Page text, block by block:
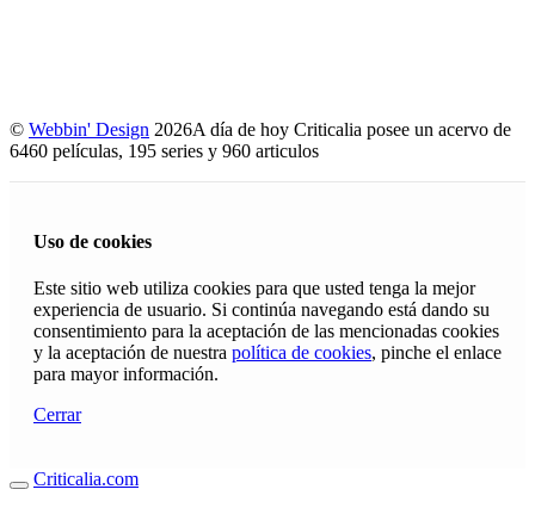
© Webbin' Design 2026A día de hoy Criticalia posee un acervo de
6460 películas, 195 series y 960 articulos
Uso de cookies
Este sitio web utiliza cookies para que usted tenga la mejor
experiencia de usuario. Si continúa navegando está dando su
consentimiento para la aceptación de las mencionadas cookies
y la aceptación de nuestra política de cookies, pinche el enlace
para mayor información.
Cerrar
Criticalia.com